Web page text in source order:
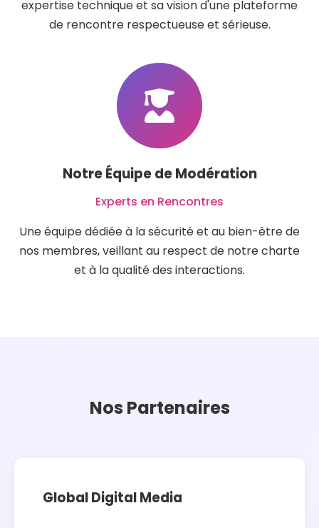
expertise technique et sa vision d'une plateforme
de rencontre respectueuse et sérieuse.
Notre Équipe de Modération
Experts en Rencontres
Une équipe dédiée à la sécurité et au bien-être de
nos membres, veillant au respect de notre charte
et à la qualité des interactions.
Nos Partenaires
Global Digital Media